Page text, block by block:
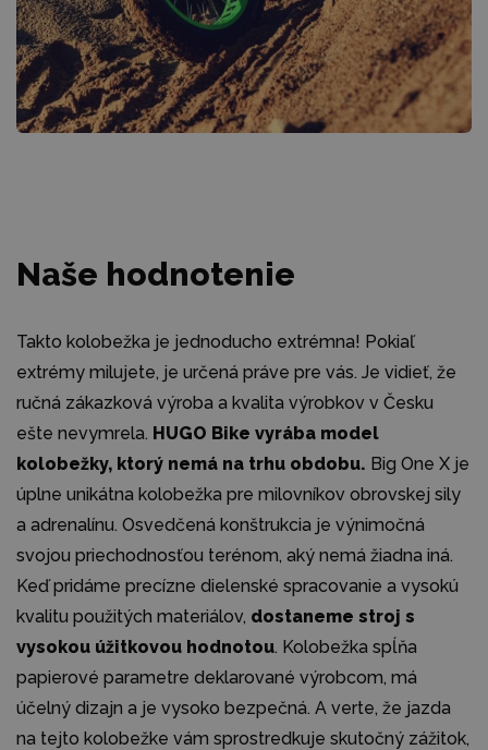
Naše hodnotenie
Takto kolobežka je jednoducho extrémna! Pokiaľ
extrémy milujete, je určená práve pre vás. Je vidieť, že
ručná zákazková výroba a kvalita výrobkov v Česku
ešte nevymrela. HUGO Bike vyrába model
kolobežky, ktorý nemá na trhu obdobu. Big One X je
úplne unikátna kolobežka pre milovníkov obrovskej sily
a adrenalínu. Osvedčená konštrukcia je výnimočná
svojou priechodnosťou terénom, aký nemá žiadna iná.
Keď pridáme precízne dielenské spracovanie a vysokú
kvalitu použitých materiálov, dostaneme stroj s
vysokou úžitkovou hodnotou. Kolobežka spĺňa
papierové parametre deklarované výrobcom, má
účelný dizajn a je vysoko bezpečná. A verte, že jazda
na tejto kolobežke vám sprostredkuje skutočný zážitok,